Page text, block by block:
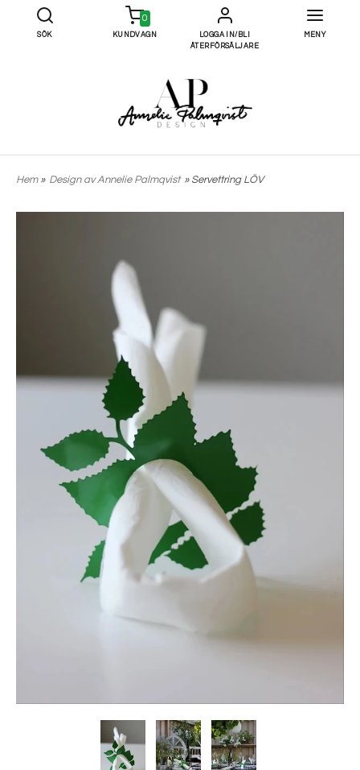
SÖK
0
KUNDVAGN
LOGGA IN/BLI
ÅTERFÖRSÄLJARE
MENY
Hem» Design av Annelie Palmqvist » Servettring LÖV